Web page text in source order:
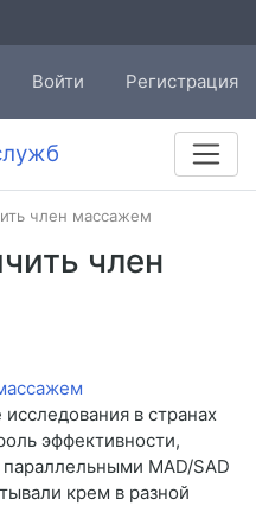
Войти Регистрация
член массажем
член
в странах
эффективности,
MAD/SAD
крем в разной